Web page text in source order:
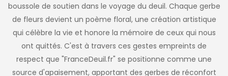
boussole de soutien dans le voyage du deuil. Chaque gerbe
de fleurs devient un poème floral, une création artistique
qui célèbre la vie et honore la mémoire de ceux qui nous
ont quittés. C'est à travers ces gestes empreints de
respect que "FranceDeuil.fr" se positionne comme une
source d'apaisement, apportant des gerbes de réconfort